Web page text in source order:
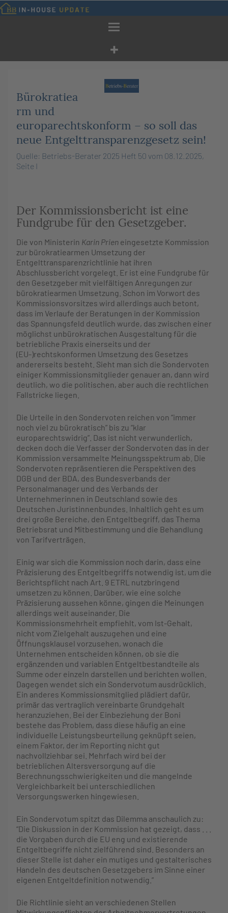
Zum
Inhalt
Bürokratiea
rm und
europarechtskonform – so soll das
neue Entgelttransparenzgesetz sein!
Quelle: Betriebs-Berater 2025 Heft 50 vom 08.12.2025,
Seite I
Der Kommissionsbericht ist eine
Fundgrube für den Gesetzgeber.
Die von Ministerin Karin Prien eingesetzte Kommission
zur bürokratiearmen Umsetzung der
Entgelttransparenzrichtlinie hat ihren
Abschlussbericht vorgelegt. Er ist eine Fundgrube für
den Gesetzgeber mit vielfältigen Anregungen zur
bürokratiearmen Umsetzung. Schon im Vorwort des
Kommissionsvorsitzes wird allerdings auch betont,
dass im Verlaufe der Beratungen in der Kommission
das Spannungsfeld deutlich wurde, das zwischen einer
möglichst unbürokratischen Ausgestaltung für die
betriebliche Praxis einerseits und der
(EU-)rechtskonformen Umsetzung des Gesetzes
andererseits besteht. Sieht man sich die Sondervoten
einiger Kommissionsmitglieder genauer an, dann wird
deutlich, wo die politischen, aber auch die rechtlichen
Fallstricke liegen.
Die Urteile in den Sondervoten reichen von “immer
noch viel zu bürokratisch” bis zu “klar
europarechtswidrig”. Das ist nicht verwunderlich,
decken doch die Verfasser der Sondervoten das in der
Kommission versammelte Meinungsspektrum ab. Die
Sondervoten repräsentieren die Perspektiven des
DGB und der BDA, des Bundesverbands der
Personalmanager und des Verbands der
Unternehmerinnen in Deutschland sowie des
Deutschen Juristinnenbundes. Inhaltlich geht es um
drei große Bereiche, den Entgeltbegriff, das Thema
Betriebsrat und Mitbestimmung und die Behandlung
von Tarifverträgen.
Einig war sich die Kommission noch darin, dass eine
Präzisierung des Entgeltbegriffs notwendig ist, um die
Berichtspflicht nach Art. 9 ETRL nutzbringend
umsetzen zu können. Darüber, wie eine solche
Präzisierung aussehen könne, gingen die Meinungen
allerdings weit auseinander. Die
Kommissionsmehrheit empfiehlt, vom Ist-Gehalt,
nicht vom Zielgehalt auszugehen und eine
Öffnungsklausel vorzusehen, wonach die
Unternehmen entscheiden können, ob sie die
ergänzenden und variablen Entgeltbestandteile als
Summe oder einzeln darstellen und berichten wollen.
Dagegen wendet sich ein Sondervotum ausdrücklich.
Ein anderes Kommissionsmitglied plädiert dafür,
primär das vertraglich vereinbarte Grundgehalt
heranzuziehen. Bei der Einbeziehung der Boni
bestehe das Problem, dass diese häufig an eine
individuelle Leistungsbeurteilung geknüpft seien,
einem Faktor, der im Reporting nicht gut
nachvollziehbar sei. Mehrfach wird bei der
betrieblichen Altersversorgung auf die
Berechnungsschwierigkeiten und die mangelnde
Vergleichbarkeit bei unterschiedlichen
Versorgungswerken hingewiesen.
Ein Sondervotum spitzt das Dilemma anschaulich zu:
“Die Diskussion in der Kommission hat gezeigt, dass . . .
die Vorgaben durch die EU eng und existierende
Entgeltbegriffe nicht zielführend sind. Besonders an
dieser Stelle ist daher ein mutiges und gestalterisches
Handeln des deutschen Gesetzgebers im Sinne einer
eigenen Entgeltdefinition notwendig.”
Die Richtlinie sieht an verschiedenen Stellen